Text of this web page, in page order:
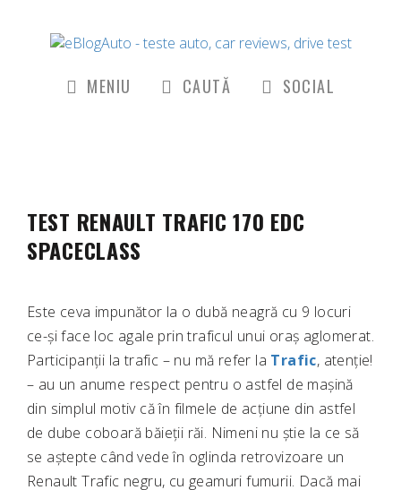
MENIU CAUTĂ SOCIAL
TEST RENAULT TRAFIC 170 EDC
SPACECLASS
Este ceva impunător la o dubă neagră cu 9 locuri
ce-și face loc agale prin traficul unui oraș aglomerat.
Participanții la trafic – nu mă refer la Trafic, atenție!
– au un anume respect pentru o astfel de mașină
din simplul motiv că în filmele de acțiune din astfel
de dube coboară băieții răi. Nimeni nu știe la ce să
se aștepte când vede în oglinda retrovizoare un
Renault Trafic negru, cu geamuri fumurii. Dacă mai